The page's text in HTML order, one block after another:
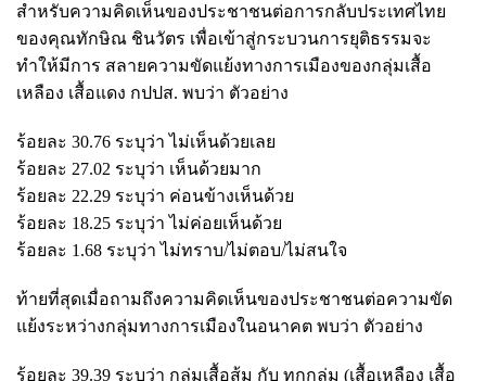
สำหรับความคิดเห็นของประชาชนต่อการกลับประเทศไทย
ของคุณทักษิณ ชินวัตร เพื่อเข้าสู่กระบวนการยุติธรรมจะ
ทำให้มีการ สลายความขัดแย้งทางการเมืองของกลุ่มเสื้อ
เหลือง เสื้อแดง กปปส. พบว่า ตัวอย่าง
ร้อยละ 30.76 ระบุว่า ไม่เห็นด้วยเลย
ร้อยละ 27.02 ระบุว่า เห็นด้วยมาก
ร้อยละ 22.29 ระบุว่า ค่อนข้างเห็นด้วย
ร้อยละ 18.25 ระบุว่า ไม่ค่อยเห็นด้วย
ร้อยละ 1.68 ระบุว่า ไม่ทราบ/ไม่ตอบ/ไม่สนใจ
ท้ายที่สุดเมื่อถามถึงความคิดเห็นของประชาชนต่อความขัด
แย้งระหว่างกลุ่มทางการเมืองในอนาคต พบว่า ตัวอย่าง
ร้อยละ 39.39 ระบุว่า กลุ่มเสื้อส้ม กับ ทุกกลุ่ม (เสื้อเหลือง เสื้อ